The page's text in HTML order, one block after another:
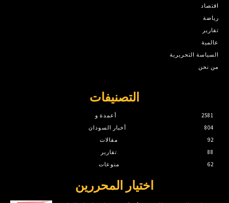
اقتصاد
رياضة
تقارير
عالمية
السياسة التحريرية
من نحن
التصنيفات
أعمدة و
2581
أخبار السودان
804
مقالات
92
تقارير
88
منوعات
62
اختيار المحررين